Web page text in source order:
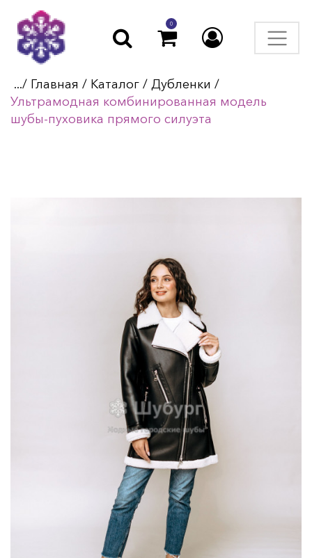
0
.../ Главная / Каталог / Дубленки /
Ультрамодная комбинированная модель
шубы-пуховика прямого силуэта